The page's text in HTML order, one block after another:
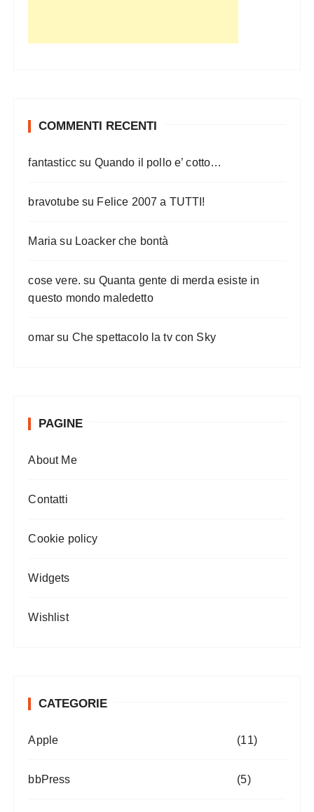
COMMENTI RECENTI
fantasticc su Quando il pollo e’ cotto…
bravotubesu Felice 2007 a TUTTI!
Maria su Loacker che bontà
cose vere. su Quanta gente di merda esiste in
questo mondo maledetto
omar su Che spettacolo la tv con Sky
PAGINE
About Me
Contatti
Cookie policy
Widgets
Wishlist
CATEGORIE
Apple (11)
bbPress (5)